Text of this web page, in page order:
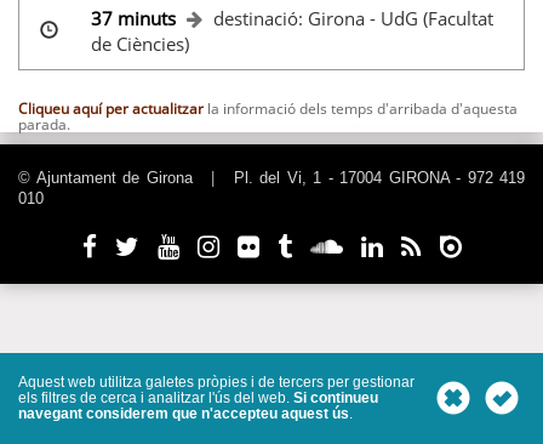
37 minuts
destinació: Girona - UdG (Facultat
de Ciències)
Cliqueu aquí per actualitzarla informació dels temps d'arribada d'aquesta
parada.
© Ajuntament de Girona
Pl. del Vi, 1 - 17004 GIRONA - 972 419
010
Aquest web utilitza galetes pròpies i de tercers per gestionar
els filtres de cerca i analitzar l'ús del web. Si continueu
navegant considerem que n'accepteu aquest ús.